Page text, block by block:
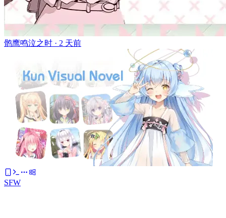
鹘鹰鸣泣之时 · 2 天前
SFW